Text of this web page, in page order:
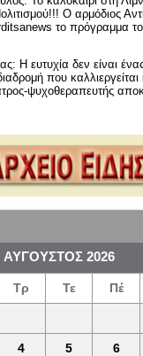
Ο αρμόδιος
το πρόγραμμα
Η ευτυχία δεν είναι
που
ψυχοθεραπευτής
ΑΎΓΟΥΣΤΟΣ 2026
Τρ Τε Πέ
4 5 6